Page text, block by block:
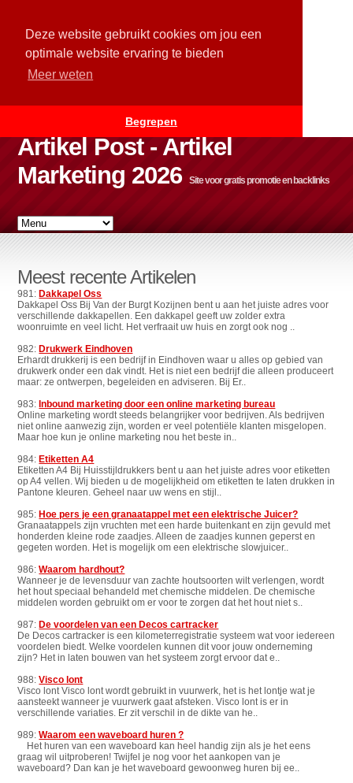
Deze website gebruikt cookies om jou een
optimale website ervaring te bieden
Meer weten
Begrepen
Artikel Post - Artikel
Marketing 2026
Site voor gratis promotie en backlinks
Meest recente Artikelen
981:Dakkapel Oss
Dakkapel Oss Bij Van der Burgt Kozijnen bent u aan het juiste adres voor
verschillende dakkapellen. Een dakkapel geeft uw zolder extra
woonruimte en veel licht. Het verfraait uw huis en zorgt ook nog ..
982:Drukwerk Eindhoven
Erhardt drukkerij is een bedrijf in Eindhoven waar u alles op gebied van
drukwerk onder een dak vindt. Het is niet een bedrijf die alleen produceert
maar: ze ontwerpen, begeleiden en adviseren. Bij Er..
983:Inbound marketing door een online marketing bureau
Online marketing wordt steeds belangrijker voor bedrijven. Als bedrijven
niet online aanwezig zijn, worden er veel potentiële klanten misgelopen.
Maar hoe kun je online marketing nou het beste in..
984:Etiketten A4
Etiketten A4 Bij Huisstijldrukkers bent u aan het juiste adres voor etiketten
op A4 vellen. Wij bieden u de mogelijkheid om etiketten te laten drukken in
Pantone kleuren. Geheel naar uw wens en stijl..
985:Hoe pers je een granaatappel met een elektrische Juicer?
Granaatappels zijn vruchten met een harde buitenkant en zijn gevuld met
honderden kleine rode zaadjes. Alleen de zaadjes kunnen geperst en
gegeten worden. Het is mogelijk om een elektrische slowjuicer..
986:Waarom hardhout?
Wanneer je de levensduur van zachte houtsoorten wilt verlengen, wordt
het hout speciaal behandeld met chemische middelen. De chemische
middelen worden gebruikt om er voor te zorgen dat het hout niet s..
987:De voordelen van een Decos cartracker
De Decos cartracker is een kilometerregistratie systeem wat voor iedereen
voordelen biedt. Welke voordelen kunnen dit voor jouw onderneming
zijn? Het in laten bouwen van het systeem zorgt ervoor dat e..
988:Visco lont
Visco lont Visco lont wordt gebruikt in vuurwerk, het is het lontje wat je
aansteekt wanneer je vuurwerk gaat afsteken. Visco lont is er in
verschillende variaties. Er zit verschil in de dikte van he..
989:Waarom een waveboard huren ?
Het huren van een waveboard kan heel handig zijn als je het eens
graag wil uitproberen! Twijfel je nog voor het aankopen van je
waveboard? Dan kan je het waveboard gewoonweg huren bij ee..